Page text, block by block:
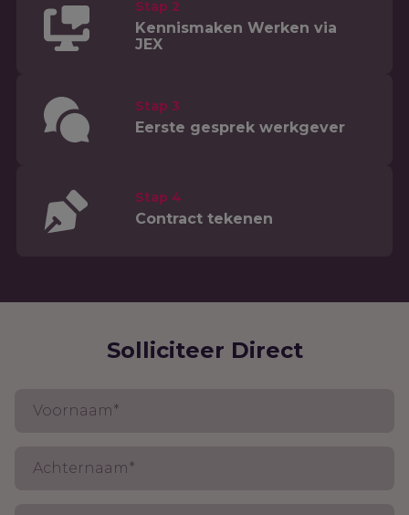
Stap 2
Kennismaken Werken via
JEX
Stap 3
Eerste gesprek werkgever
Stap 4
Contract tekenen
Solliciteer Direct